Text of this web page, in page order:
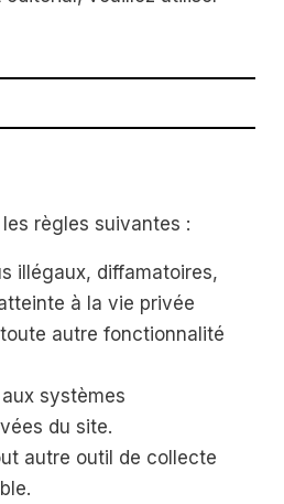
règles suivantes :
illégaux, diffamatoires,
à la vie privée
autre fonctionnalité
systèmes
du site.
autre outil de collecte